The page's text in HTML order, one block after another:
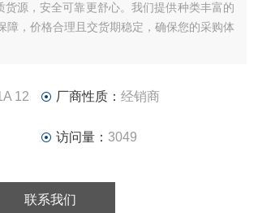
货源，安全可靠更舒心。我们提供种类丰富的
障，价格合理且交货期稳定，确保您的采购体
12 厂商性质： 经销商
访问量： 3049
联系我们